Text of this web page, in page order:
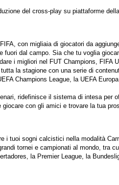
del cross-play su piattaforme
con migliaia di giocatori da
fuori dal campo. Sia che tu voglia
i migliori nel FUT Champions, FIFA
la stagione con una serie di
Champions League, la UEFA
ridefinisce il sistema di intesa per
con gli amici e trovare la tua
i tuoi sogni calcistici nella modalità
tornei e campionati al mondo, tra
la Premier League, la